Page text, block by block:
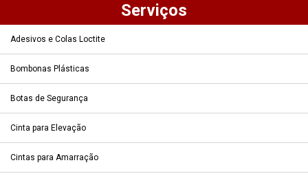
Serviços
Adesivos e Colas Loctite
Bombonas Plásticas
Botas de Segurança
Cinta para Elevação
Cintas para Amarração